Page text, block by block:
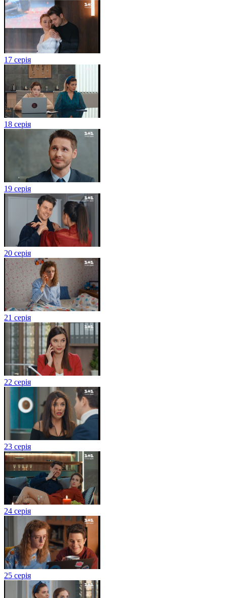
17 серія
18 серія
19 серія
20 серія
21 серія
22 серія
23 серія
24 серія
25 серія